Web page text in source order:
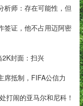
析师：存在可能性，但
签证，他不占用迈阿密
封面：扫兴
席抵制，FIFA公信力
打闹的亚马尔和尼科！